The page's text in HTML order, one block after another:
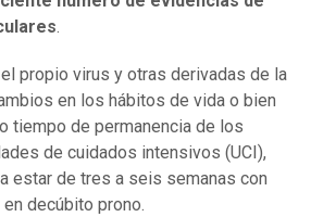
.
propio virus y otras derivadas de la
en los hábitos de vida o bien
tiempo de permanencia de los
de cuidados intensivos (UCI),
estar de tres a seis semanas con
decúbito prono.